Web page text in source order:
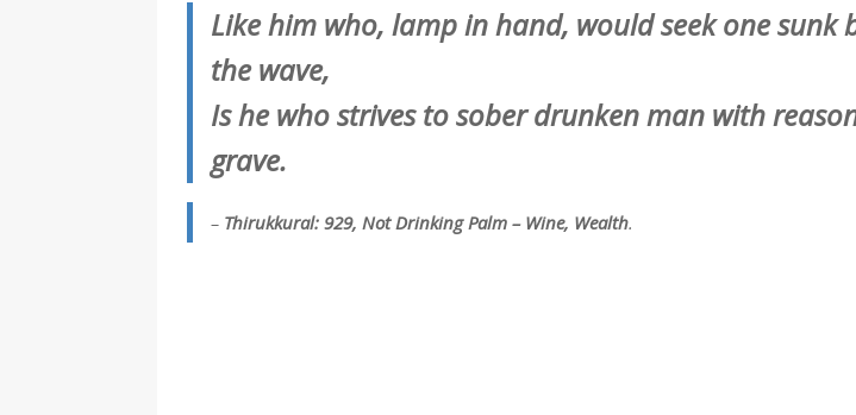
Like him who, lamp in hand, would seek one sunk
the wave,
Is he who strives to sober drunken man with
grave.
– Thirukkural: 929, Not Drinking Palm – Wine, Wealth.